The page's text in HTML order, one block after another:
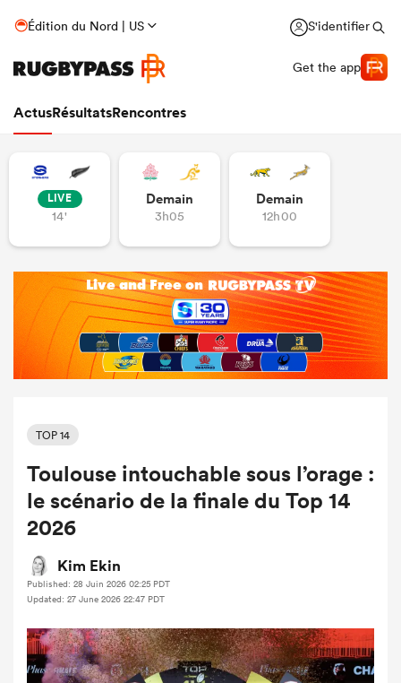
Édition du Nord | US S'identifier
Get the app
ActusRésultatsRencontres
LIVE
14'
Demain
3h05
Demain
12h00
TOP 14
Toulouse intouchable sous l’orage :
le scénario de la finale du Top 14
2026
Kim Ekin
Published: 28 Juin 2026 02:25 PDT
Updated: 27 June 2026 22:47 PDT